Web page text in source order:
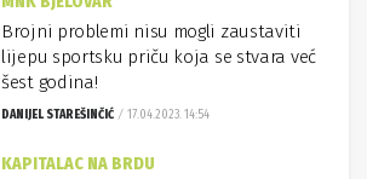
Brojni problemi nisu mogli zaustaviti
lijepu sportsku priču koja se stvara već
šest godina!
DANIJEL STAREŠINČIĆ 17.04.2023. 14:54
KAPITALAC NA BRDU